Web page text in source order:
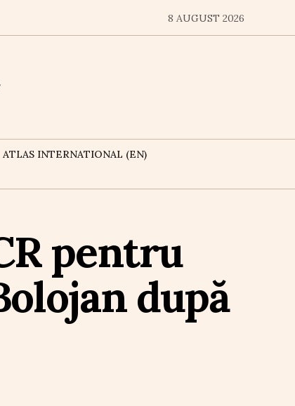
8 AUGUST 2026
ATLAS INTERNATIONAL (EN)
pentru
după